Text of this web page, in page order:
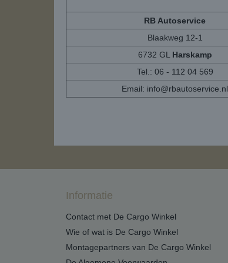
RB Autoservice
Blaakweg 12-1
6732 GL Harskamp
Tel.: 06 - 112 04 569
Email: info@rbautoservice.nl
Informatie
Contact met De Cargo Winkel
Wie of wat is De Cargo Winkel
Montagepartners van De Cargo Winkel